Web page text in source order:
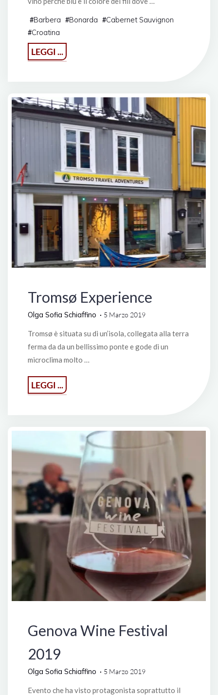
#Barbera #Bonarda #Cabernet Sauvignon
#Croatina
LEGGI ...
2009
Tromsø Experience
Olga Sofia Schiaffino 5 Marzo 2019
Tromsø è situata su di un’isola, collegata alla terra
ferma da da un bellissimo ponte e gode di un
microclima molto …
LEGGI ...
Experience"
Genova Wine Festival
2019
Olga Sofia Schiaffino 5 Marzo 2019
Evento che ha visto protagonista soprattutto il